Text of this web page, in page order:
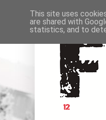
This site uses
are shared with
statistics, and to